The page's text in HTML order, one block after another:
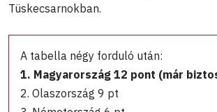
Tüskecsarnokban.
A tabella négy forduló után:
1. Magyarország 12 pont (már
2. Olaszország 9 pt